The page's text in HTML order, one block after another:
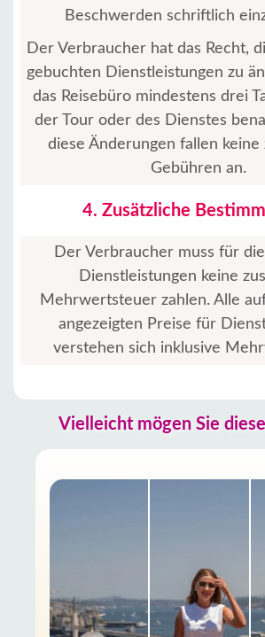
Alanya
Dörfer
Dienste
Daten
Kontakt
Beschwerden schriftlich
Der Verbraucher hat das Recht,
gebuchten Dienstleistungen zu
das Reisebüro mindestens drei
der Tour oder des Dienstes
diese Änderungen fallen keine
Gebühren an.
4. Zusätzliche
Der Verbraucher muss für
Dienstleistungen keine
Mehrwertsteuer zahlen. Alle
angezeigten Preise für
verstehen sich inklusive
Vielleicht mögen Sie